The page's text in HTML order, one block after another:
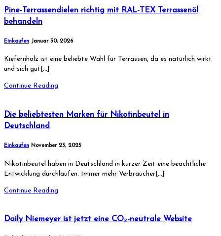
Pine-Terrassendielen richtig mit RAL-TEX Terrassenöl
behandeln
Einkaufen Januar 30, 2026
Kiefernholz ist eine beliebte Wahl für Terrassen, da es natürlich wirkt
und sich gut[…]
Continue Reading
Die beliebtesten Marken für Nikotinbeutel in
Deutschland
Einkaufen November 23, 2025
Nikotinbeutel haben in Deutschland in kurzer Zeit eine beachtliche
Entwicklung durchlaufen. Immer mehr Verbraucher[…]
Continue Reading
Daily Niemeyer ist jetzt eine CO₂-neutrale Website